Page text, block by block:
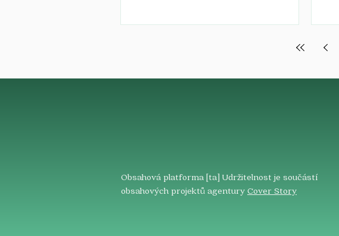
Obsahová platforma [ta] Udržitelnost je součástí
obsahových projektů agentury Cover Story